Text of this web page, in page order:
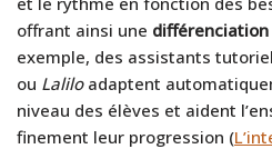
offrant ainsi une
exemple, des assistants
ou Laliloadaptent
niveau des élèves et aident
finement leur progression (